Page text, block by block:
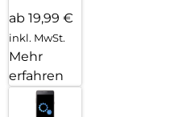
ab 19,99 €
inkl. MwSt.
Mehr
erfahren